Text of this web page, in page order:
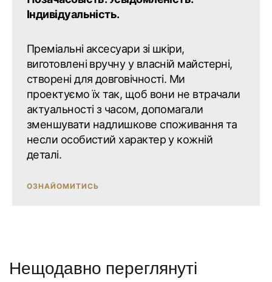
Індивідуальність.
Преміальні аксесуари зі шкіри,
виготовлені вручну у власній майстерні,
створені для довговічності. Ми
проектуємо їх так, щоб вони не втрачали
актуальності з часом, допомагали
зменшувати надлишкове споживання та
несли особистий характер у кожній
деталі.
ОЗНАЙОМИТИСЬ
Нещодавно переглянуті